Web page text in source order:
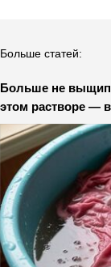
Больше статей:
Больше не
этом растворе —